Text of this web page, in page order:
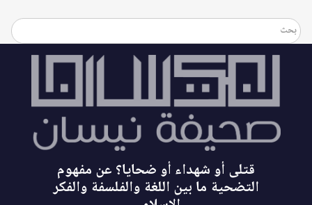
قتلى أو شهداء أو ضحايا؟ عن مفهوم
التضحية ما بين اللغة والفلسفة والفكر